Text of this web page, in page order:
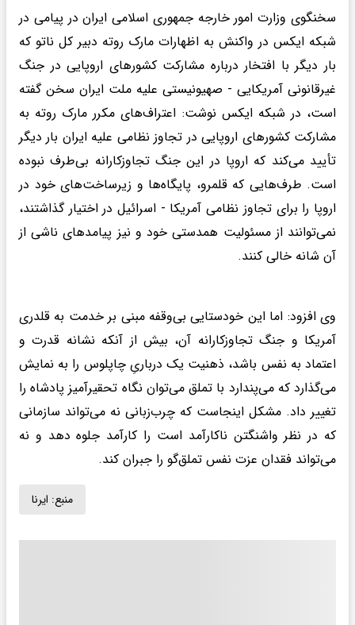
سخنگوی وزارت امور خارجه جمهوری اسلامی ایران در پیامی در
شبکه ایکس در واکنش به اظهارات مارک روته دبیر کل ناتو که
بار دیگر با افتخار درباره مشارکت کشورهای اروپایی در جنگ
غیرقانونی آمریکایی - صهیونیستی علیه ملت ایران سخن گفته
است، در شبکه ایکس نوشت: اعتراف‌های مکرر مارک روته به
مشارکت کشورهای اروپایی در تجاوز نظامی علیه ایران بار دیگر
تأیید می‌کند که اروپا در این جنگ تجاوزکارانه بی‌طرف نبوده
است. طرف‌هایی که قلمرو، پایگاه‌ها و زیرساخت‌های خود در
اروپا را برای تجاوز نظامی آمریکا - اسرائیل در اختیار گذاشتند،
نمی‌توانند از مسئولیت همدستی خود و نیز پیامدهای ناشی از
آن شانه خالی کنند.
وی افزود: اما این خودستایی بی‌وقفه مبنی بر خدمت به قلدری
آمریکا و جنگ تجاوزکارانه آن، بیش از آنکه نشانه قدرت و
اعتماد به نفس باشد، ذهنیت یک درباریِ چاپلوس را به نمایش
می‌گذارد که می‌پندارد با تملق می‌توان نگاه تحقیرآمیز پادشاه را
تغییر داد. مشکل اینجاست که چرب‌زبانی نه می‌تواند سازمانی
که در نظر واشنگتن ناکارآمد است را کارآمد جلوه دهد و نه
می‌تواند فقدان عزت نفس تملق‌گو را جبران کند.
منبع: ایرنا